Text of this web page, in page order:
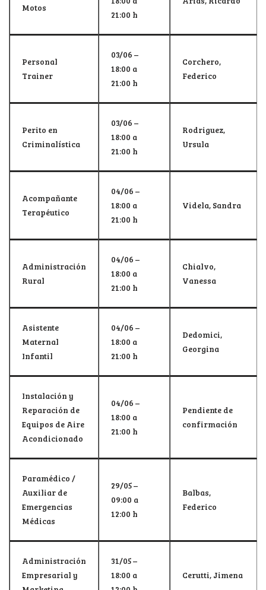
Motos
21:00 h
Personal
Trainer
03/06 –
18:00 a
21:00 h
Corchero,
Federico
Perito en
Criminalística
03/06 –
18:00 a
21:00 h
Rodriguez,
Ursula
Acompañante
Terapéutico
04/06 –
18:00 a
21:00 h
Videla, Sandra
Administración
Rural
04/06 –
18:00 a
21:00 h
Chialvo,
Vanessa
Asistente
Maternal
Infantil
04/06 –
18:00 a
21:00 h
Dedomici,
Georgina
Instalación y
Reparación de
Equipos de Aire
Acondicionado
04/06 –
18:00 a
21:00 h
Pendiente de
confirmación
Paramédico /
Auxiliar de
Emergencias
Médicas
29/05 –
09:00 a
12:00 h
Balbas,
Federico
Administración
Empresarial y
31/05 –
18:00 a
Cerutti, Jimena